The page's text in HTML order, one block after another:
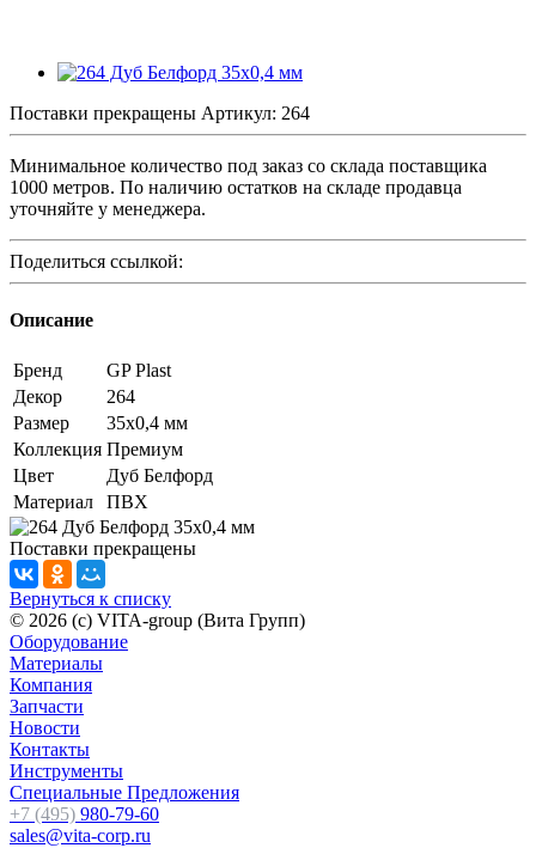
Поставки прекращены Артикул: 264
Минимальное количество под заказ со склада поставщика
1000 метров. По наличию остатков на складе продавца
уточняйте у менеджера.
Поделиться ссылкой:
Описание
Бренд
GP Plast
Декор
264
Размер
35x0,4 мм
Коллекция Премиум
Цвет
Дуб Белфорд
Материал
ПВХ
Поставки прекращены
Вернуться к списку
© 2026 (c) VITA-group (Вита Групп)
Оборудование
Материалы
Компания
Запчасти
Новости
Контакты
Инструменты
Специальные Предложения
+7 (495) 980-79-60
sales@vita-corp.ru